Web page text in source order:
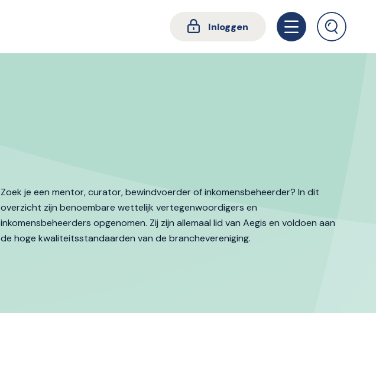
Inloggen
Zoek je een mentor, curator, bewindvoerder of inkomensbeheerder? In dit
overzicht zijn benoembare wettelijk vertegenwoordigers en
inkomensbeheerders opgenomen. Zij zijn allemaal lid van Aegis en voldoen aan
de hoge kwaliteitsstandaarden van de branchevereniging.